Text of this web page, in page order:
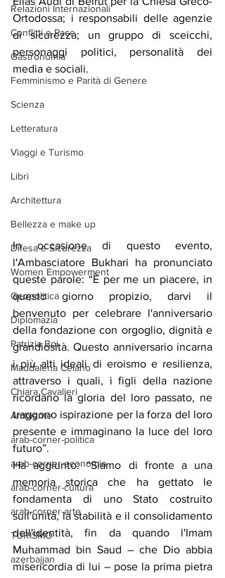
Relazioni Internazionali
Conflitti e Pace
Gastronomia
Femminismo e Parità di Genere
Scienza
Letteratura
Viaggi e Turismo
Libri
Architettura
Bellezza e make up
Difesa e Sicurezza
Women Empowerment
Geopolitica
Diplomazia
Patrizia Boi
Maddalena Celano
Chiara Cavalieri
Ambiente
arab-corner-politica
arab-corner-economia
arab-corner-cultura
arab-corner-arte
TURISMO
azerbaijan
Ortodossa; i responsabili delle agenzie
di sicurezza; un gruppo di sceicchi,
personaggi politici, personalità dei
media e sociali.
In occasione di questo evento,
l'Ambasciatore Bukhari ha pronunciato
queste parole: “È per me un piacere, in
questo giorno propizio, darvi il
benvenuto per celebrare l'anniversario
della fondazione con orgoglio, dignità e
grandiosità. Questo anniversario incarna
i più alti ideali di eroismo e resilienza,
attraverso i quali, i figli della nazione
ricordano la gloria del loro passato, ne
traggono ispirazione per la forza del loro
presente e immaginano la luce del loro
futuro”.
Ha aggiunto: “Siamo di fronte a una
memoria storica che ha gettato le
fondamenta di uno Stato costruito
sull'unità, la stabilità e il consolidamento
dell'identità, fin da quando l'Imam
Muhammad bin Saud – che Dio abbia
misericordia di lui – pose la prima pietra